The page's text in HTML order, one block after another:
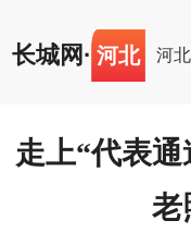
长城网 · 河北 河
走上“代表
老